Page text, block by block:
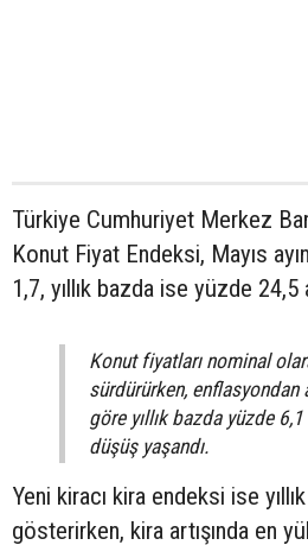
Türkiye Cumhuriyet Merkez
Konut Fiyat Endeksi, Mayıs
1,7, yıllık bazda ise yüzde 24,5
Konut fiyatları nominal
sürdürürken, enflasyondan
göre yıllık bazda yüzde
düşüş yaşandı.
Yeni kiracı kira endeksi ise
gösterirken, kira artışında en